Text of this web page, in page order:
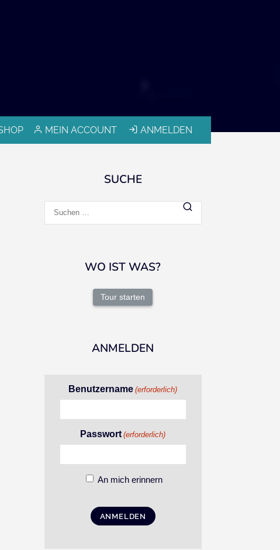
MEIN ACCOUNT ANMELDEN
SUCHE
nach:
WO IST WAS?
Tour starten
ANMELDEN
Benutzername (erforderlich)
Passwort (erforderlich)
An mich erinnern